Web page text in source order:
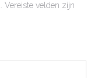
Vereiste velden zijn